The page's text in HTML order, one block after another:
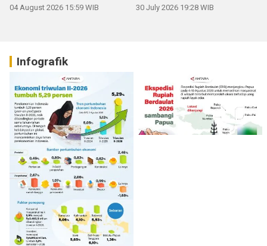
04 August 2026 15:59 WIB 30 July 2026 19:28 WIB
Infografik